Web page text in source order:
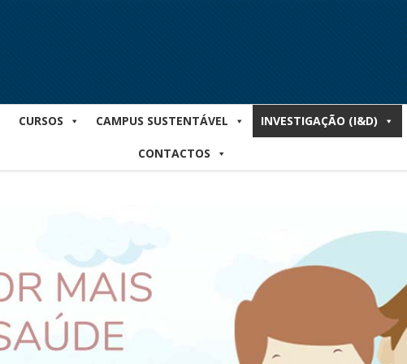
CURSOS CAMPUS SUSTENTÁVEL INVESTIGAÇÃO (I&D)
CONTACTOS